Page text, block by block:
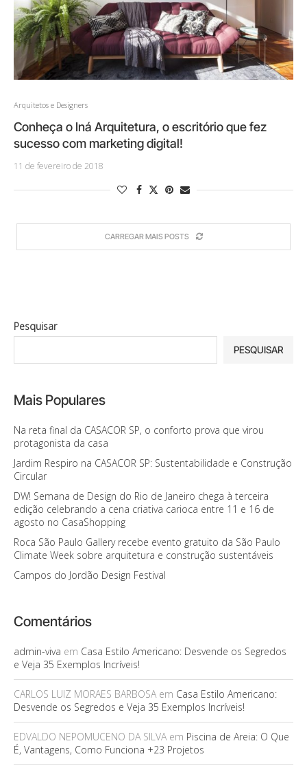
Arquitetos e Designers
Conheça o Iná Arquitetura, o escritório que fez
sucesso com marketing digital!
11 de fevereiro de 2018
CARREGAR MAIS POSTS
Pesquisar
PESQUISAR
Mais Populares
Na reta final da CASACOR SP, o conforto prova que virou
protagonista da casa
Jardim Respiro na CASACOR SP: Sustentabilidade e Construção
Circular
DW! Semana de Design do Rio de Janeiro chega à terceira
edição celebrando a cena criativa carioca entre 11 e 16 de
agosto no CasaShopping
Roca São Paulo Gallery recebe evento gratuito da São Paulo
Climate Week sobre arquitetura e construção sustentáveis
Campos do Jordão Design Festival
Comentários
admin-viva em Casa Estilo Americano: Desvende os Segredos
e Veja 35 Exemplos Incríveis!
CARLOS LUIZ MORAES BARBOSAem Casa Estilo Americano:
Desvende os Segredos e Veja 35 Exemplos Incríveis!
EDVALDO NEPOMUCENO DA SILVAem Piscina de Areia: O Que
É, Vantagens, Como Funciona +23 Projetos